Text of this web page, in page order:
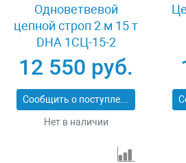
Одноветвевой
цепной строп 2 м 15 т
DHA 1СЦ-15-2
12 550 руб.
Сообщить о поступлении
Нет в наличии